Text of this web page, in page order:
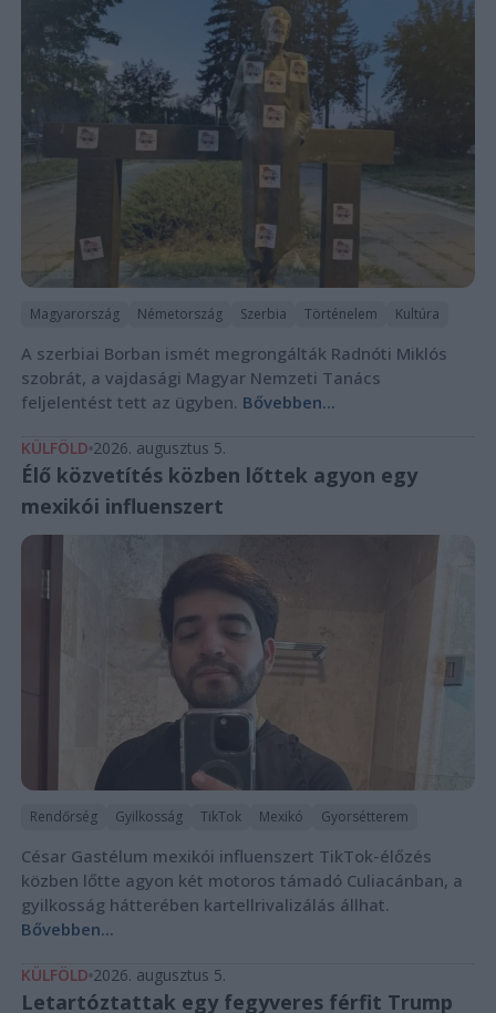
Magyarország Németország Szerbia Történelem Kultúra
A szerbiai Borban ismét megrongálták Radnóti Miklós
szobrát, a vajdasági Magyar Nemzeti Tanács
feljelentést tett az ügyben. Bővebben...
KÜLFÖLD 2026. augusztus 5.
Élő közvetítés közben lőttek agyon egy
mexikói influenszert
Rendőrség Gyilkosság TikTok Mexikó Gyorsétterem
César Gastélum mexikói influenszert TikTok-élőzés
közben lőtte agyon két motoros támadó Culiacánban, a
gyilkosság hátterében kartellrivalizálás állhat.
Bővebben...
KÜLFÖLD 2026. augusztus 5.
Letartóztattak egy fegyveres férfit Trump